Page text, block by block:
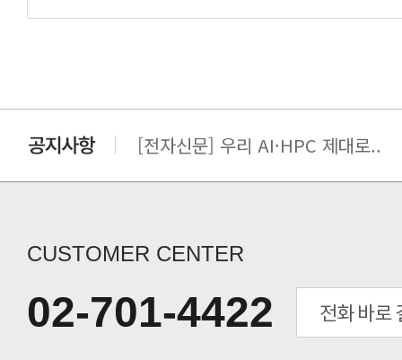
[전자신문] 우리 AI·HPC 제대로..
[전자신문] 테라텍-엣지에이아이,
[전자신문] AI 인프라 써보고 결정..
[전자신문] 공영삼 테라텍 대표 “단..
[전자신문] 당신의 AI GPU, 지..
CUSTOMER CENTER
02-701-4422